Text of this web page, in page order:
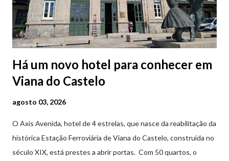
Há um novo hotel para conhecer em
Viana do Castelo
agosto 03, 2026
O Axis Avenida, hotel de 4 estrelas, que nasce da reabilitação da
histórica Estação Ferroviária de Viana do Castelo, construída no
século XIX, está prestes a abrir portas. Com 50 quartos, o